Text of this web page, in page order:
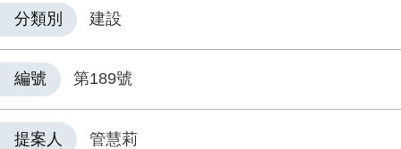
分類別 建設
編號 第189號
提案人 管慧莉